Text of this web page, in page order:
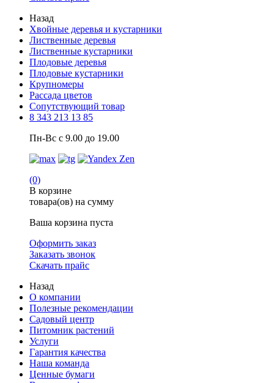
Назад
Хвойные деревья и кустарники
Лиственные деревья
Лиственные кустарники
Плодовые деревья
Плодовые кустарники
Крупномеры
Рассада цветов
Сопутствующий товар
8 343 213 13 85
Пн-Вс с 9.00 до 19.00
(0)
В корзине
товара(ов) на сумму
Ваша корзина пуста
Оформить заказ
Заказать звонок
Скачать прайс
Назад
О компании
Полезные рекомендации
Садовый центр
Питомник растений
Услуги
Гарантия качества
Наша команда
Ценные бумаги